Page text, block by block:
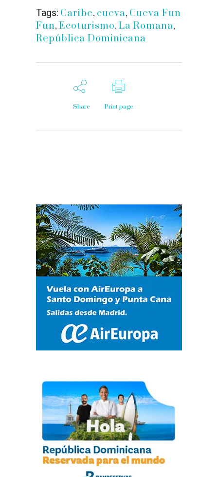
Tags: Caribe, cueva, Cueva Fun
Fun, Ecoturismo, La Romana,
República Dominicana
Share Print page